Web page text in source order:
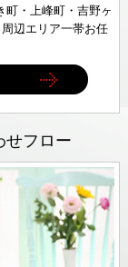
町・上峰町・吉野ヶ
辺エリア一帯お任
せフロー